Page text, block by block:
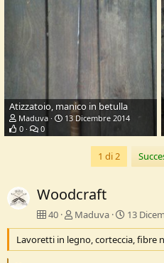
Atizzatoio, manico in betulla
Maduva
13 Dicembre 2014
0
0
1 di 2
Woodcraft
40 Maduva
13
Lavoretti in legno, corteccia, fibre